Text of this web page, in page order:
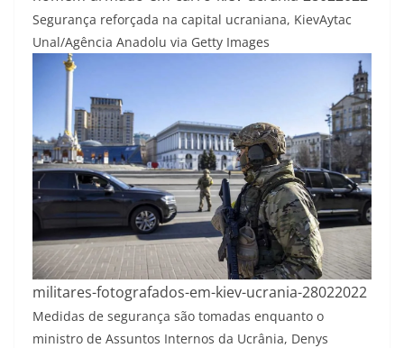
Segurança reforçada na capital ucraniana, KievAytac
Unal/Agência Anadolu via Getty Images
militares-fotografados-em-kiev-ucrania-28022022
Medidas de segurança são tomadas enquanto o
ministro de Assuntos Internos da Ucrânia, Denys